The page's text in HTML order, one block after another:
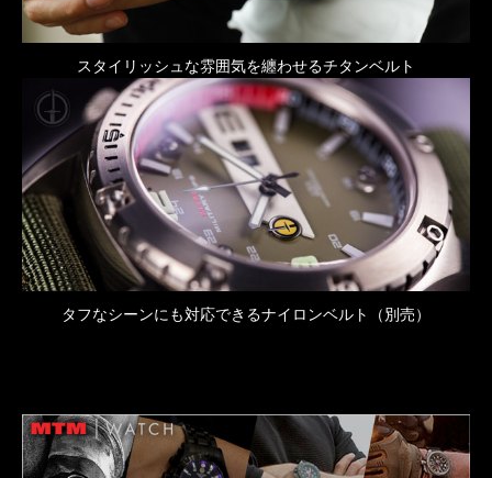
スタイリッシュな雰囲気を纏わせるチタンベルト
タフなシーンにも対応できるナイロンベルト（別売）